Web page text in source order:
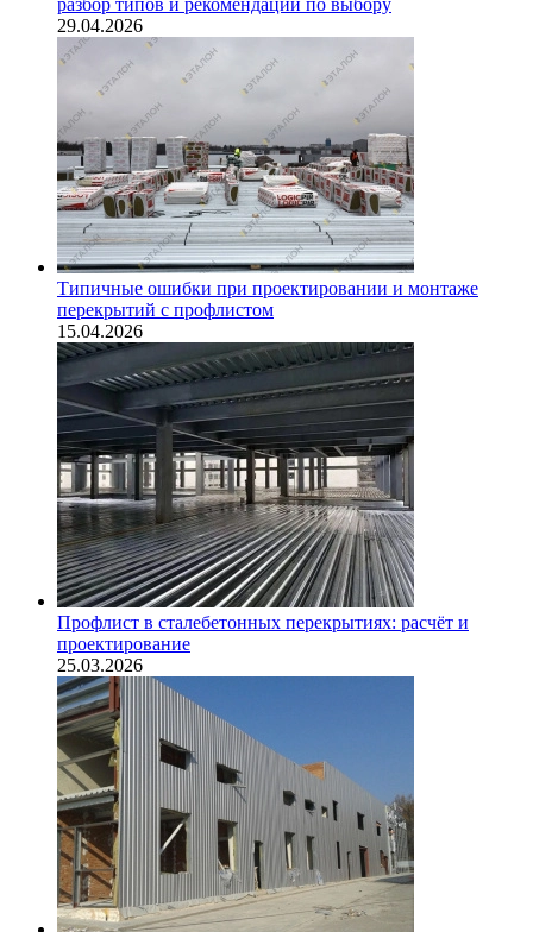
29.04.2026
Типичные ошибки при проектировании и монтаже
перекрытий с профлистом
15.04.2026
Профлист в сталебетонных перекрытиях: расчёт и
проектирование
25.03.2026